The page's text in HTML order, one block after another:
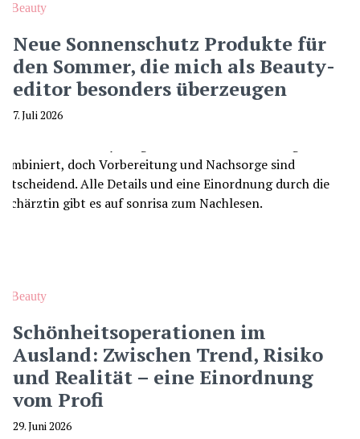
Beauty
Neue Sonnenschutz Produkte für
den Sommer, die mich als Beauty-
editor besonders überzeugen
7. Juli 2026
Beauty
Schönheitsoperationen im
Ausland: Zwischen Trend, Risiko
und Realität – eine Einordnung
vom Profi
29. Juni 2026